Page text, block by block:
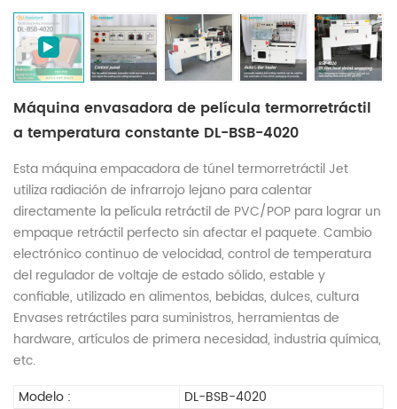
Máquina envasadora de película termorretráctil
a temperatura constante DL-BSB-4020
Esta máquina empacadora de túnel termorretráctil Jet
utiliza radiación de infrarrojo lejano para calentar
directamente la película retráctil de PVC/POP para lograr un
empaque retráctil perfecto sin afectar el paquete. Cambio
electrónico continuo de velocidad, control de temperatura
del regulador de voltaje de estado sólido, estable y
confiable, utilizado en alimentos, bebidas, dulces, cultura
Envases retráctiles para suministros, herramientas de
hardware, artículos de primera necesidad, industria química,
etc.
Modelo :
DL-BSB-4020